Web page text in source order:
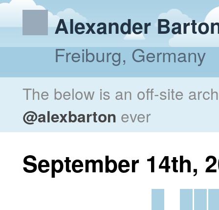
Alexander
Freiburg, Germany
The below is an off-site
@alexbarton ever
September 14th,